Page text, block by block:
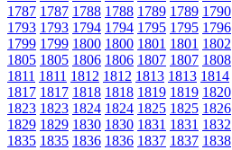
1787 1787 1788 1788 1789 1789 1790
1793 1793 1794 1794 1795 1795 1796
1799 1799 1800 1800 1801 1801 1802
1805 1805 1806 1806 1807 1807 1808
1811 1811 1812 1812 1813 1813 1814
1817 1817 1818 1818 1819 1819 1820
1823 1823 1824 1824 1825 1825 1826
1829 1829 1830 1830 1831 1831 1832
1835 1835 1836 1836 1837 1837 1838